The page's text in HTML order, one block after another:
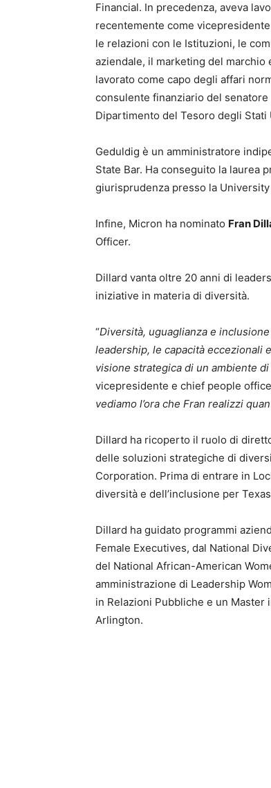
Financial. In precedenza, aveva
recentemente come
le relazioni con le Istituzioni, le
aziendale, il marketing del marchio
lavorato come capo degli affari
consulente finanziario del
Dipartimento del Tesoro degli Stati
Geduldig è un amministratore
State Bar. Ha conseguito la laurea
giurisprudenza presso la
Infine, Micron ha nominato Fran
Officer.
Dillard vanta oltre 20 anni di
iniziative in materia di diversità.
“Diversità, uguaglianza e
leadership, le capacità eccezionali
visione strategica di un ambiente
vicepresidente e chief people
vediamo l’ora che Fran realizzi
Dillard ha ricoperto il ruolo di
delle soluzioni strategiche di
Corporation. Prima di entrare in
diversità e dell’inclusione per
Dillard ha guidato programmi
Female Executives, dal National
del National African-American
amministrazione di Leadership
in Relazioni Pubbliche e un Master
Arlington.